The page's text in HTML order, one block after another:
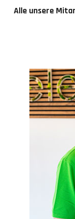
Alle unsere